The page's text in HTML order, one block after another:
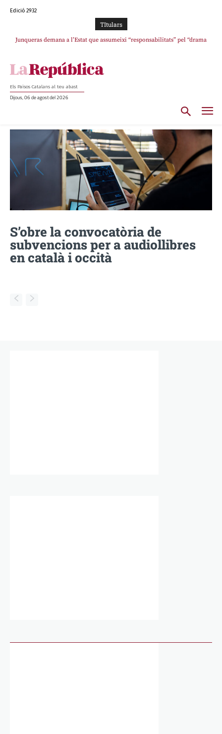
Edició 2932
TItulars
Junqueras demana a l’Estat que assumeixi “responsabilitats” pel “drama
Els Països Catalans al teu abast
Dijous, 06 de agost del 2026
S’obre la convocatòria de
subvencions per a audiollibres
en català i occità